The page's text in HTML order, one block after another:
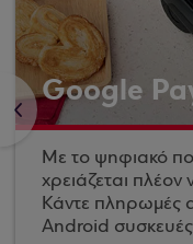
< Google
Με το ψηφιακό
χρειάζεται πλέον
Κάντε πληρωμές
Android